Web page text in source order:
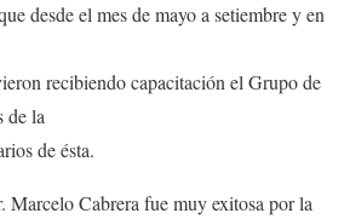
desde el mes de mayo a setiembre y en
recibiendo capacitación el Grupo de
de la
de ésta.
Marcelo Cabrera fue muy exitosa por la